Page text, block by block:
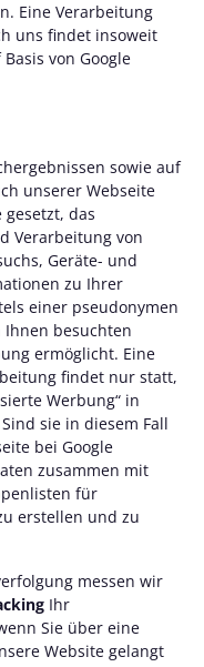
Eine Verarbeitung
uns findet insoweit
von Google
sowie auf
unserer Webseite
gesetzt, das
Verarbeitung von
Geräte- und
zu Ihrer
einer pseudonymen
Ihnen besuchten
ermöglicht. Eine
findet nur statt,
Werbung“ in
sie in diesem Fall
bei Google
zusammen mit
für
erstellen und zu
messen wir
Ihr
Sie über eine
Website gelangt